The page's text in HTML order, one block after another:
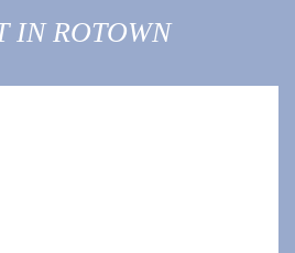
IN ROTOWN